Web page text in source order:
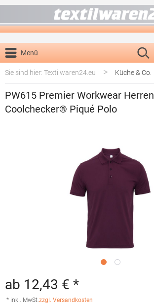
Menü
Sie sind hier: Textilwaren24.eu
> Küche & Co.
PW615 Premier Workwear Herren
Coolchecker® Piqué Polo
ab 12,43 € *
* inkl. MwSt.zzgl. Versandkosten